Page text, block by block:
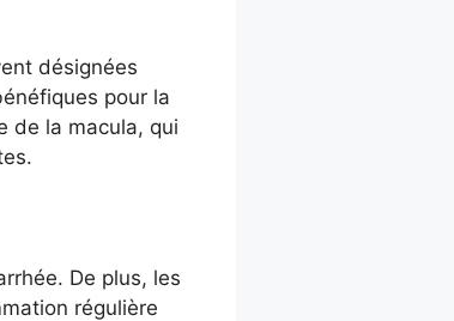
désignées
pour la
de la macula, qui
De plus, les
régulière